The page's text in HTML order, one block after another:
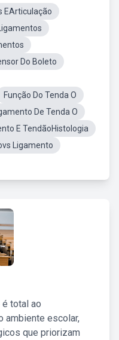
EArticulação
Do Boleto
Função Do Tenda O
De Tenda O
E TendãoHistologia
Ligamento
é total ao
ambiente escolar,
que priorizam